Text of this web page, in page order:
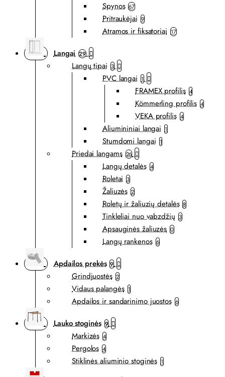
Spynos 67
Pritraukėjai 9
Atramos ir fiksatoriai 17
Langai 29
Langų tipai 3
PVC langai 1
FRAMEX profilis 4
Kömmerling profilis 4
VEKA profilis 4
Aliumininiai langai 1
Stumdomi langai 1
Priedai langams 26
Langų detalės 4
Roletai 3
Žaliuzės 2
Roletų ir žaliuzių detalės 8
Tinkleliai nuo vabzdžių 3
Apsauginės žaliuzės 0
Langų rankenos 6
Apdailos prekės 9
Grindjuostės 2
Vidaus palangės 1
Apdailos ir sandarinimo juostos 6
Lauko stoginės 9
Markizės 4
Pergolos 4
Stiklinės aliuminio stoginės 1